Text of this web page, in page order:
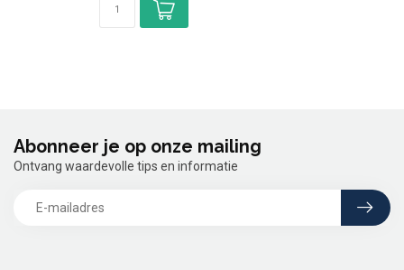
Abonneer je op onze mailing
Ontvang waardevolle tips en informatie